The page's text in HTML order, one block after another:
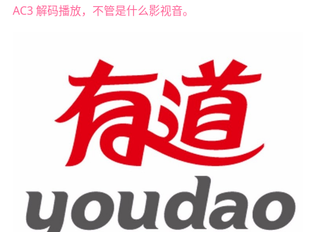
AC3 解码播放，不管是什么影视音。